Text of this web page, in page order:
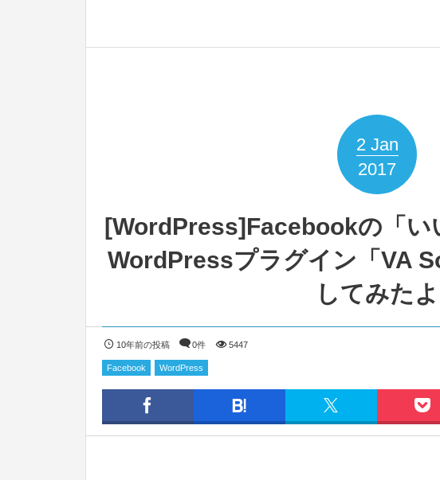
2 Jan
2017
[WordPress]Facebookの「い
WordPressプラグイン「VA
してみたよ
10年前の投稿 0件 5447
Facebook WordPress